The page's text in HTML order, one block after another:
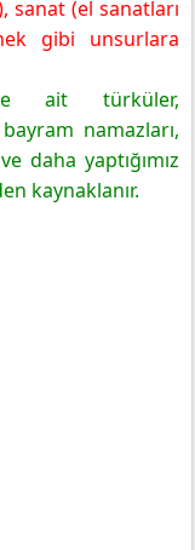
(el sanatları
gibi unsurlara
ait türküler,
namazları,
daha yaptığımız
kaynaklanır.